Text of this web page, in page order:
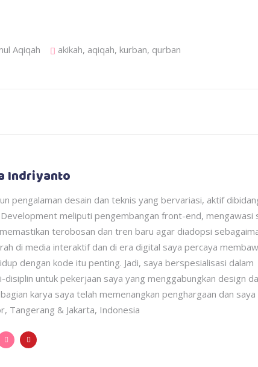
Aqiqah akikah, aqiqah, kurban, qurban
Indriyanto
pengalaman desain dan teknis yang bervariasi, aktif
meliputi pengembangan front-end, mengawasi
terobosan dan tren baru agar diadopsi
di media interaktif dan di era digital saya percaya
dengan kode itu penting. Jadi, saya berspesialisasi dalam
disiplin untuk pekerjaan saya yang menggabungkan design
karya saya telah memenangkan penghargaan dan saya
Tangerang & Jakarta, Indonesia